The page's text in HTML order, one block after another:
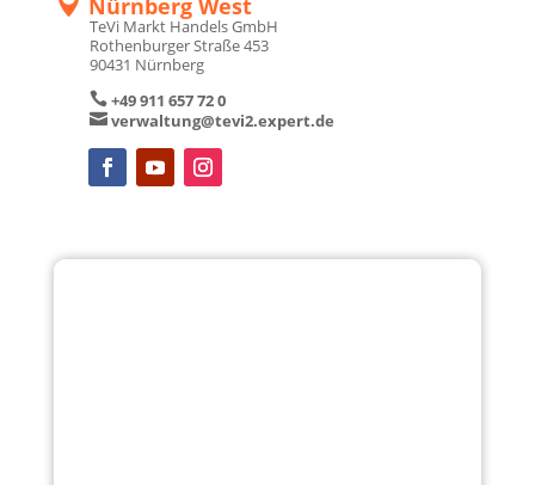
Loh­ger­ber Stra­ße 15
84524 Neuöt­ting
 +49 8671 99 44 0
 verwaltung@tevi3.expert.de